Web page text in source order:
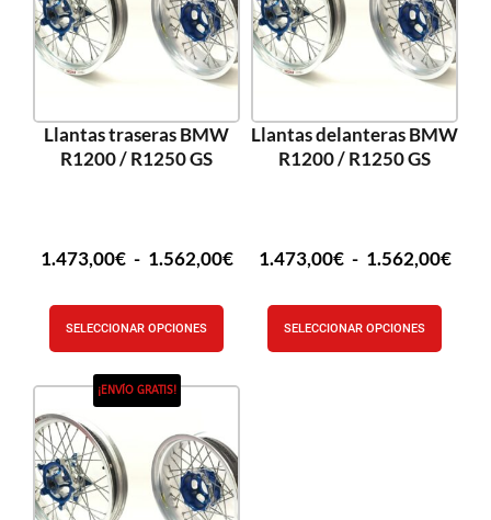
Llantas traseras BMW
R1200 / R1250 GS
1.473,00€ - 1.562,00€
SELECCIONAR OPCIONES
Llantas delanteras BMW
R1200 / R1250 GS
1.473,00€ - 1.562,00€
SELECCIONAR OPCIONES
¡ENVÍO GRATIS!